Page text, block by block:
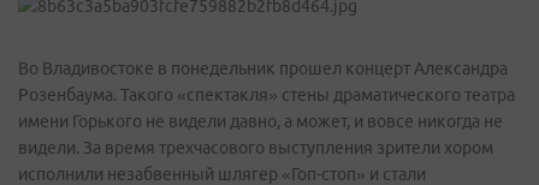
Во Владивостоке в понедельник прошел концерт Александра
Розенбаума. Такого «спектакля» стены драматического театра
имени Горького не видели давно, а может, и вовсе никогда не
видели. За время трехчасового выступления зрители хором
исполнили незабвенный шлягер «Гоп-стоп» и стали